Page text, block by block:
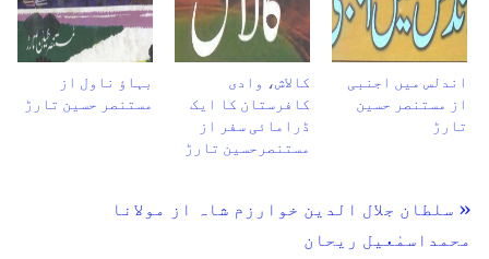
بہاؤ ناول از
مستنصر حسین تارڑ
کالاش، وادی
کافرستان کا ایک
ڈرامائی سفر از
مستنصرحسین تارڑ
اندلس میں اجنبی
از مستنصر حسین
تارڑ
« سلطان جلال الدین خوارزم شاہ از مولانا
محمداسمٰعیل ریحان